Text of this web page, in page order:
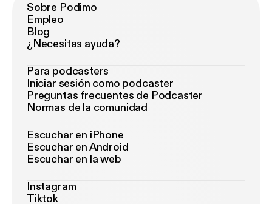
Sobre Podimo
Empleo
Blog
¿Necesitas ayuda?
Para podcasters
Iniciar sesión como podcaster
Preguntas frecuentes de Podcaster
Normas de la comunidad
Escuchar en iPhone
Escuchar en Android
Escuchar en la web
Instagram
Tiktok